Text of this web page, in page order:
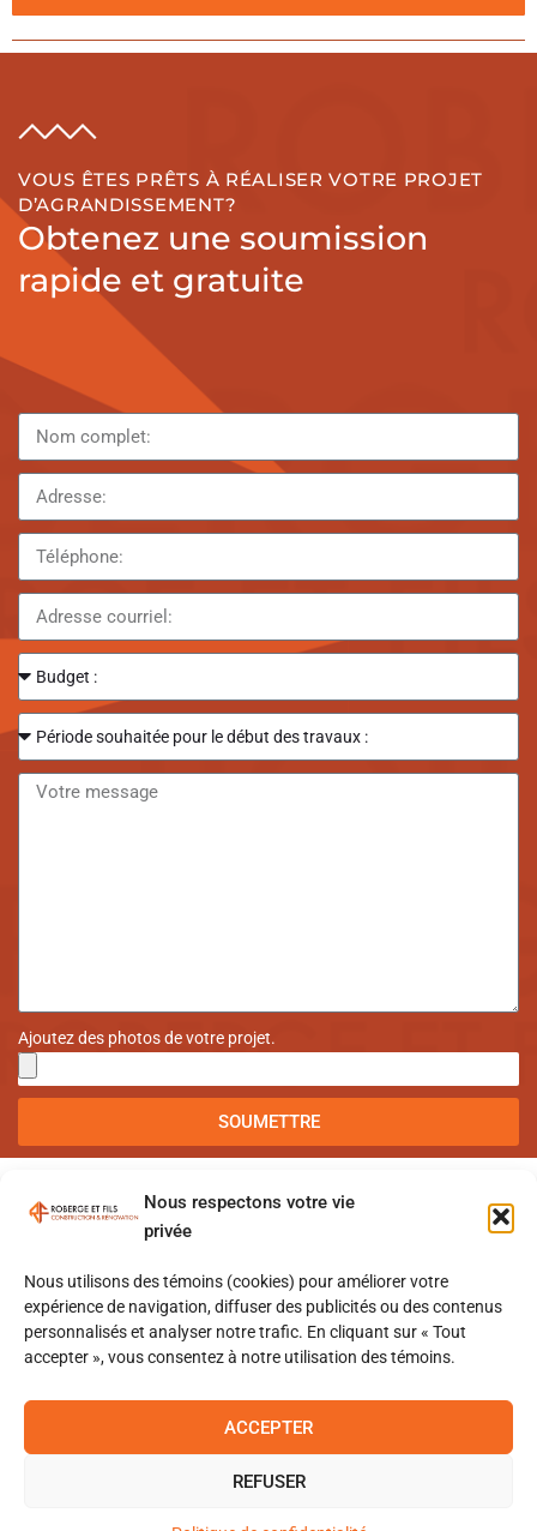
Nous respectons votre vie
privée
Nous utilisons des témoins (cookies) pour améliorer votre
expérience de navigation, diffuser des publicités ou des contenus
personnalisés et analyser notre trafic. En cliquant sur « Tout
accepter », vous consentez à notre utilisation des témoins.
ACCEPTER
REFUSER
VOUS ÊTES PRÊTS À RÉALISER VOTRE PROJET
D’AGRANDISSEMENT?
Obtenez une soumission
rapide et gratuite
Ajoutez des photos de votre projet.
SOUMETTRE
ACCUEIL NOS SERVICES À PROPOS
RÉALISATIONS NOUS JOINDRE
© 2026 | Roberge et fils - Construction & Rénovation. Tout droits réservés.
License RBQ: 5767-5654-01